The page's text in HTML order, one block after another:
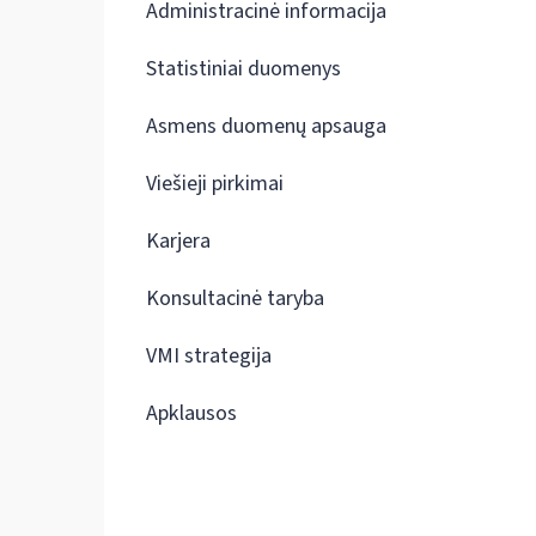
Administracinė informacija
Statistiniai duomenys
Asmens duomenų apsauga
Viešieji pirkimai
Karjera
Konsultacinė taryba
VMI strategija
Apklausos